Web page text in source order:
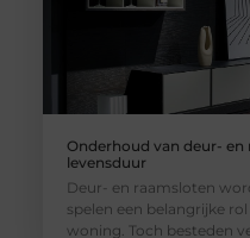
Onderhoud van deur- en
levensduur
Deur- en raamsloten
spelen een belangrijke
woning. Toch besteden